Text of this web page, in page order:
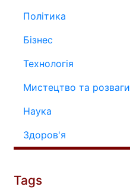
Політика
Бізнес
Технологія
Мистецтво та розваги
Наука
Здоров'я
Tags